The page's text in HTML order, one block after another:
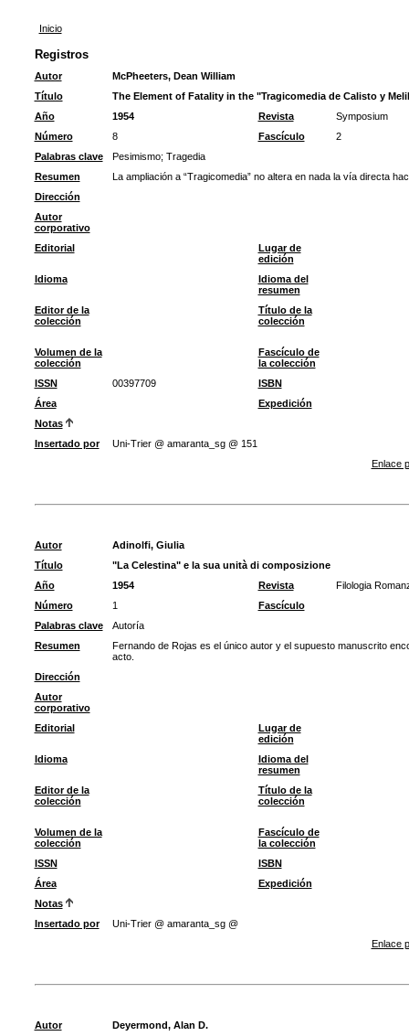
Inicio
Registros
Autor
McPheeters, Dean William
Título
The Element of Fatality in the "Tragicomedia de Calisto y
Año
1954 Revista
Symposium
Número
8 Fascículo
2
Palabras clave
Pesimismo; Tragedia
Resumen
La ampliación a “Tragicomedia” no altera en nada la vía directa
Dirección
Autor
corporativo
Editorial
Lugar de
edición
Idioma
Idioma del
resumen
Editor de la
colección
Título de la
colección
Volumen de la
colección
Fascículo de
la colección
ISSN
00397709
ISBN
Área
Expedición
Notas
Insertado por
Uni-Trier @ amaranta_sg @ 151
Enlace
Autor
Adinolfi, Giulia
Título
"La Celestina" e la sua unità di composizione
Año
1954 Revista
Filologia
Número
1
Fascículo
Palabras clave
Autoría
Resumen
Fernando de Rojas es el único autor y el supuesto manuscrito
acto.
Dirección
Autor
corporativo
Editorial
Lugar de
edición
Idioma
Idioma del
resumen
Editor de la
colección
Título de la
colección
Volumen de la
colección
Fascículo de
la colección
ISSN
ISBN
Área
Expedición
Notas
Insertado por
Uni-Trier @ amaranta_sg @
Enlace
Autor
Deyermond, Alan D.